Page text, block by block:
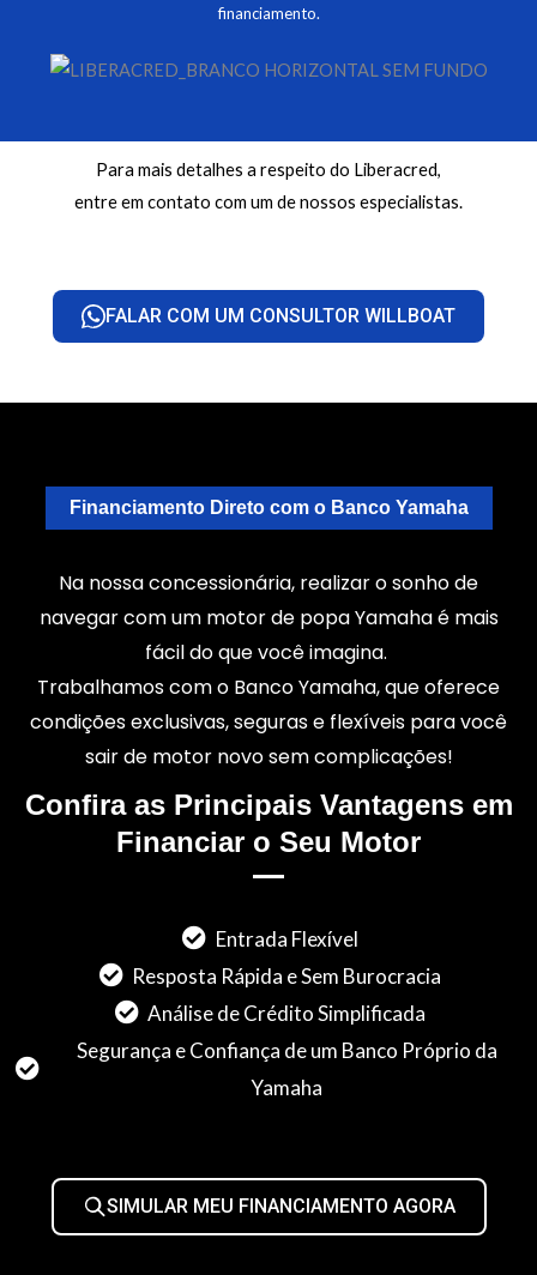
financiamento.
Para mais detalhes a respeito do Liberacred,
entre em contato com um de nossos especialistas.
FALAR COM UM CONSULTOR WILLBOAT
Financiamento Direto com o Banco Yamaha​
Na nossa concessionária, realizar o sonho de
navegar com um motor de popaYamaha é mais
fácil do que você imagina.
Trabalhamos com o Banco Yamaha, que oferece
condições exclusivas,seguras e flexíveis para você
sair de motor novo sem complicações!
Confira as Principais Vantagens em
Financiar o Seu Motor
Entrada Flexível
Resposta Rápida e Sem Burocracia
Análise de Crédito Simplificada
Segurança e Confiança de um Banco Próprio da
Yamaha
SIMULAR MEU FINANCIAMENTO AGORA